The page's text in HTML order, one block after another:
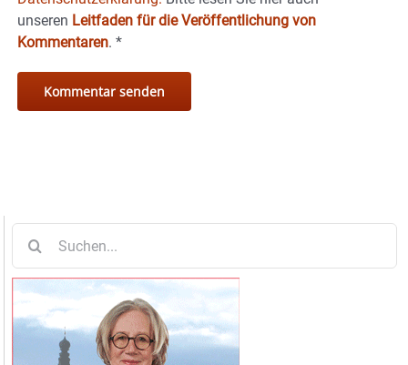
unseren Leitfaden für die Veröffentlichung von
Kommentaren. *
nach: